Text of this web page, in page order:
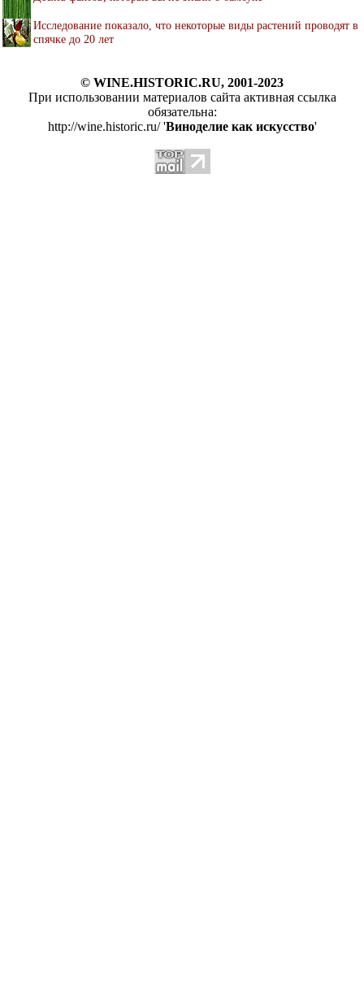
Исследование показало, что некоторые виды растений проводят в
спячке до 20 лет
© WINE.HISTORIC.RU, 2001-2023
При использовании материалов сайта активная ссылка
обязательна:
http://wine.historic.ru/ 'Виноделие как искусство'